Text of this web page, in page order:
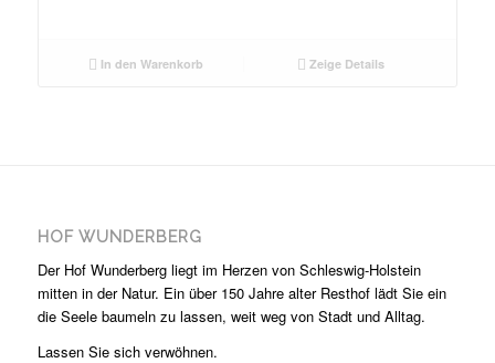
In den Warenkorb Zeige Details
HOF WUNDERBERG
Der Hof Wunderberg liegt im Herzen von Schleswig-Holstein
mitten in der Natur. Ein über 150 Jahre alter Resthof lädt Sie ein
die Seele baumeln zu lassen, weit weg von Stadt und Alltag.
Lassen Sie sich verwöhnen.